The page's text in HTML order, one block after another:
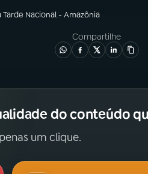
Tarde Nacional - Amazônia
Compartilhe
do conteúdo
um clique.